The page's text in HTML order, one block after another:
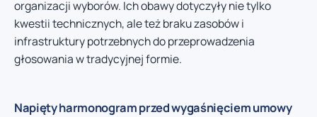
organizacji wyborów. Ich obawy dotyczyły nie tylko
kwestii technicznych, ale też braku zasobów i
infrastruktury potrzebnych do przeprowadzenia
głosowania w tradycyjnej formie.
Napięty harmonogram przed wygaśnięciem umowy